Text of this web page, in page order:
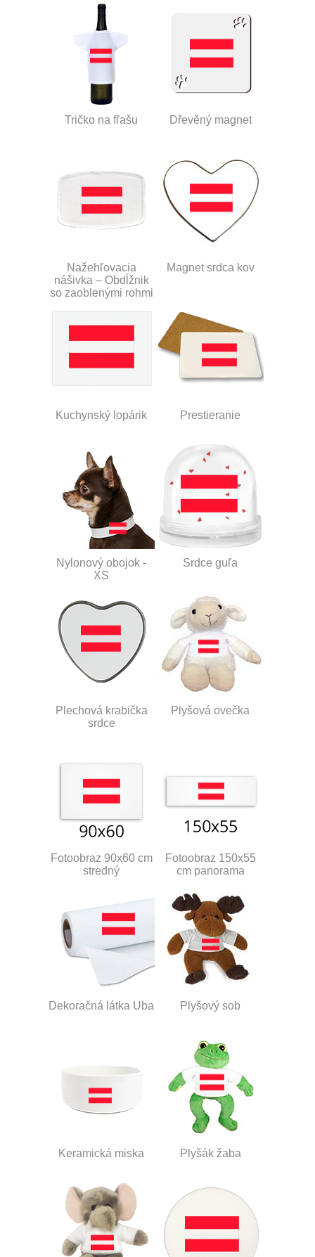
Tričko na fľašu Dřevěný magnet
Nažehľovacia
nášivka – Obdĺžnik
so zaoblenými rohmi
Magnet srdca kov
Kuchynský lopárik Prestieranie
Nylonový obojok -
XS
Srdce guľa
Plechová krabička
srdce
Plyšová ovečka
Fotoobraz 90x60 cm
stredný
Fotoobraz 150x55
cm panorama
Dekoračná látka Uba Plyšový sob
Keramická miska Plyšák žaba